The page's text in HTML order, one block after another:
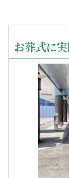
お葬式に